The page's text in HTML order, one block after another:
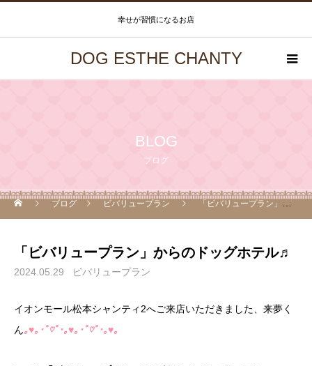
幸せが習慣になるお店
DOG ESTHE CHANTY
BLOG
ブログ
ブログ ビバリュープラン 「ビバリュープラン」からのドッグホテル♬
「ビバリュープラン」からのドッグホテル♬
2024.05.29 ビバリュープラン
イオンモール松本シャンティ2へご来店いただきました、来夢く
ん｡♥｡･ﾟ♡ﾟ･｡♥｡･ﾟ♡ﾟ･｡♥｡